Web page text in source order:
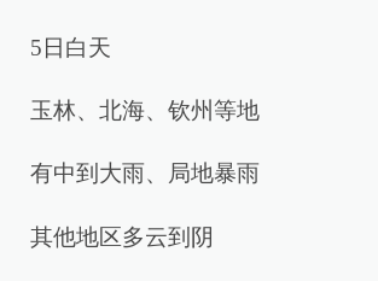
5日白天
玉林、北海、钦州等地
有中到大雨、局地暴雨
其他地区多云到阴